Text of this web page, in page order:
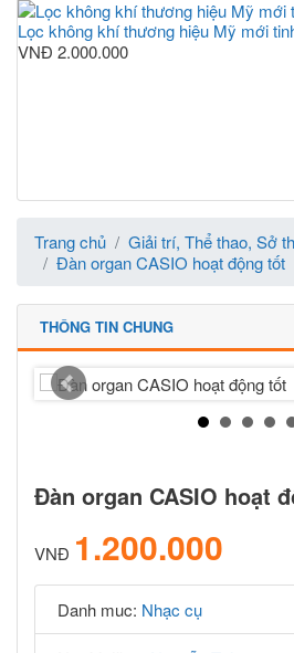
Lọc không khí thương hiệu Mỹ mới
VNĐ 2.000.000
Trang chủ Giải trí, Thể thao, Sở
Đàn organ CASIO hoạt động tốt
THÔNG TIN CHUNG
Đàn organ CASIO hoạt
VNĐ 1.200.000
Danh muc: Nhạc cụ